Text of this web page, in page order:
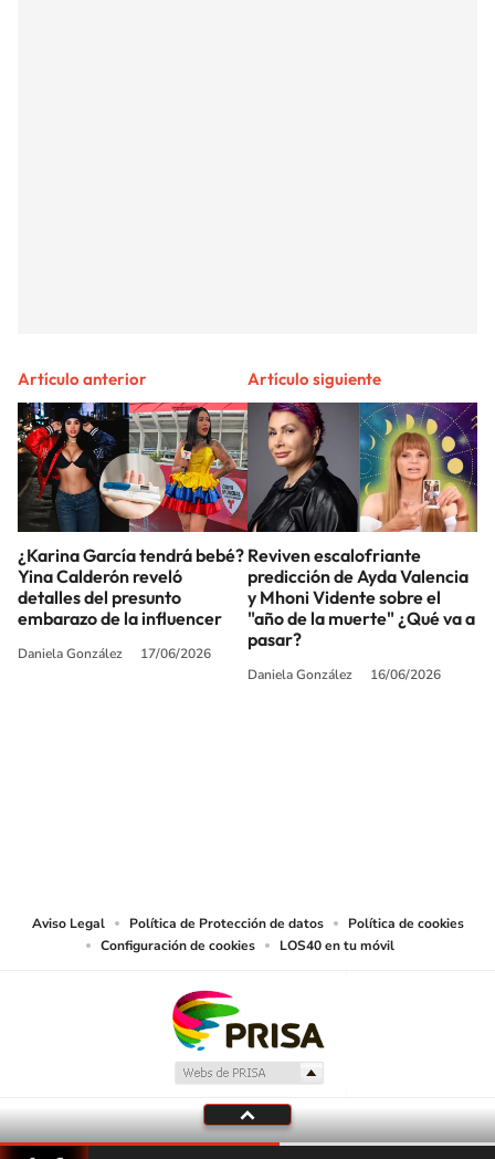
Artículo anterior
¿Karina García tendrá bebé?
Yina Calderón reveló
detalles del presunto
embarazo de la influencer
Daniela González 17/06/2026
Artículo siguiente
Reviven escalofriante
predicción de Ayda Valencia
y Mhoni Vidente sobre el
"año de la muerte" ¿Qué va a
pasar?
Daniela González 16/06/2026
Aviso Legal Política de Protección de datos
Política de cookies
Configuración de cookies
LOS40 en tu móvil